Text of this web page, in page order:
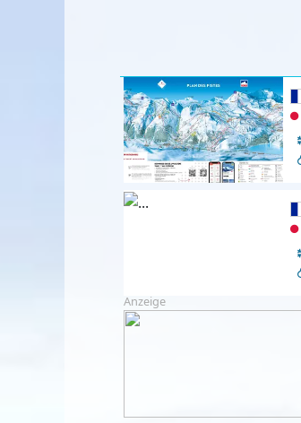
Anzeige